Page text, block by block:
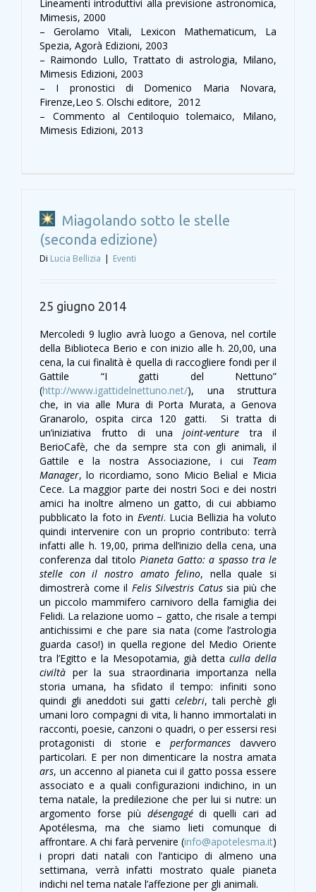
Lineamenti introduttivi alla previsione astronomica,
Mimesis, 2000
– Gerolamo Vitali, Lexicon Mathematicum, La
Spezia, Agorà Edizioni, 2003
– Raimondo Lullo, Trattato di astrologia, Milano,
Mimesis Edizioni, 2003
– I pronostici di Domenico Maria Novara,
Firenze,Leo S. Olschi editore, 2012
– Commento al Centiloquio tolemaico, Milano,
Mimesis Edizioni, 2013
Miagolando sotto le stelle
(seconda edizione)
Di Lucia Bellizia | Eventi
25 giugno 2014
Mercoledi 9 luglio avrà luogo a Genova, nel cortile
della Biblioteca Berio e con inizio alle h. 20,00, una
cena, la cui finalità è quella di raccogliere fondi per il
Gattile “I gatti del Nettuno”
(http://www.igattidelnettuno.net/), una struttura
che, in via alle Mura di Porta Murata, a Genova
Granarolo, ospita circa 120 gatti. Si tratta di
un’iniziativa frutto di una joint-venture tra il
BerioCafè, che da sempre sta con gli animali, il
Gattile e la nostra Associazione, i cui Team
Manager, lo ricordiamo, sono Micio Belial e Micia
Cece. La maggior parte dei nostri Soci e dei nostri
amici ha inoltre almeno un gatto, di cui abbiamo
pubblicato la foto in Eventi. Lucia Bellizia ha voluto
quindi intervenire con un proprio contributo: terrà
infatti alle h. 19,00, prima dell’inizio della cena, una
conferenza dal titolo Pianeta Gatto: a spasso tra le
stelle con il nostro amato felino, nella quale si
dimostrerà come il Felis Silvestris Catussia più che
un piccolo mammifero carnivoro della famiglia dei
Felidi. La relazione uomo – gatto, che risale a tempi
antichissimi e che pare sia nata (come l’astrologia
guarda caso!) in quella regione del Medio Oriente
tra l’Egitto e la Mesopotamia, già dettaculla della
civiltà per la sua straordinaria importanza nella
storia umana, ha sfidato il tempo: infiniti sono
quindi gli aneddoti sui gatti celebri, tali perchè gli
umani loro compagni di vita, li hanno immortalati in
racconti, poesie, canzoni o quadri, o per essersi resi
protagonisti di storie eperformances davvero
particolari. E per non dimenticare la nostra amata
ars, un accenno al pianeta cui il gatto possa essere
associato e a quali configurazioni indichino, in un
tema natale, la predilezione che per lui si nutre: un
argomento forse più désengagédi quelli cari ad
Apotélesma, ma che siamo lieti comunque di
affrontare. A chi farà pervenire (info@apotelesma.it)
i propri dati natali con l’anticipo di almeno una
settimana, verrà infatti mostrato quale pianeta
indichi nel tema natale l’affezione per gli animali.